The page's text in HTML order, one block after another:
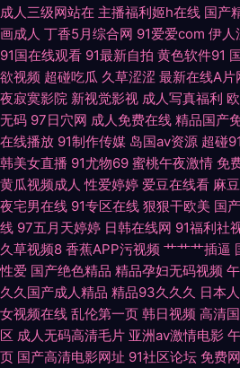
导航 伊人成人版 午夜福利三区 丝袜av导航
麻豆毛片 天天干视频网 91后入美女蜜桃 超碰
老湿 天堂黄色传媒 91成长人版网 操逼福利导
利导航 91传煤 岛国免费在线观看 久久伊人
口 操丝袜美腿人妻 国内久精品 日韩成人黄
久草老女合集在线 日本黄色永久视频 亚洲欧
线观看 欧美性爱AA 亚洲黄色网址 AⅤ日韩 韩
洲精品在线一 AV大香蕉 国产高清肏屄电影
成人三级网站在 主播福利姬h在线 国产
画成人 丁香5月综合网 91爱爱com 伊人
91国在线观看 91最新自拍 黄色软件91
欲视频 超碰吃瓜 久草涩涩 最新在线A片
夜寂寞影院 新视觉影视 成人写真福利
无码 97日穴网 成人免费在线 精品国产
在线播放 91制作传媒 岛国av资源 超碰
韩美女直播 91尤物69 蜜桃午夜激情 免
黄瓜视频成人 性爱婷婷 爱豆在线看 麻
夜宅男在线 91专区在线 狠狠干欧美 国
线 97五月天婷婷 日韩在线网 91福利社
久草视频8 香蕉APP污视频 艹艹艹插逼
性爱 国产绝色精品 精品孕妇无码视频
久久国产成人精品 精品93久久久 日本
女视频在线 乱伦第一页 韩日视频 高清
区 成人无码高清毛片 亚洲av激情电影
页 国产高清电影网址 91社区论坛 免费